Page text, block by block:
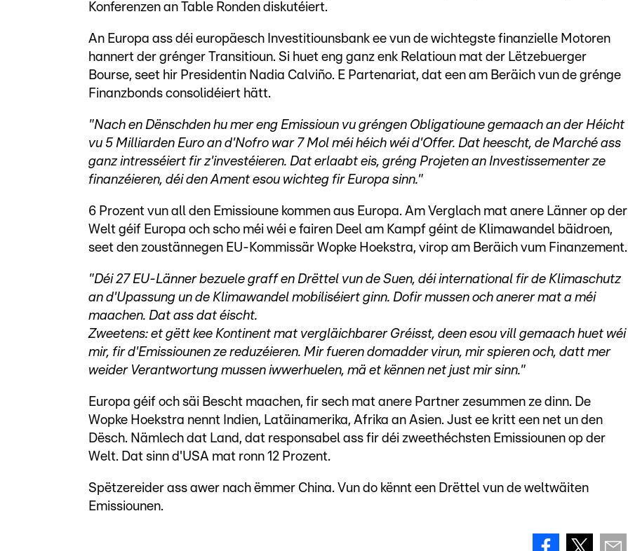
Konferenzen an Table Ronden diskutéiert.
An Europa ass déi europäesch Investitiounsbank ee vun de wichtegste finanzielle Motoren
hannert der grénger Transitioun. Si huet eng ganz enk Relatioun mat der Lëtzebuerger
Bourse, seet hir Presidentin Nadia Calviño. E Partenariat, dat een am Beräich vun de grénge
Finanzbonds consolidéiert hätt.
"Nach en Dënschden hu mer eng Emissioun vu gréngen Obligatioune gemaach an der Héicht
vu 5 Milliarden Euro an d'Nofro war 7 Mol méi héich wéi d'Offer. Dat heescht, de Marché ass
ganz intresséiert fir z'investéieren. Dat erlaabt eis, gréng Projeten an Investissementer ze
finanzéieren, déi den Ament esou wichteg fir Europa sinn."
6 Prozent vun all den Emissioune kommen aus Europa. Am Verglach mat anere Länner op der
Welt géif Europa och scho méi wéi e fairen Deel am Kampf géint de Klimawandel bäidroen,
seet den zoustännegen EU-Kommissär Wopke Hoekstra, virop am Beräich vum Finanzement.
"Déi 27 EU-Länner bezuele graff en Drëttel vun de Suen, déi international fir de Klimaschutz
an d'Upassung un de Klimawandel mobiliséiert ginn. Dofir mussen och anerer mat a méi
maachen. Dat ass dat éischt.
Zweetens: et gëtt kee Kontinent mat vergläichbarer Gréisst, deen esou vill gemaach huet wéi
mir, fir d'Emissiounen ze reduzéieren. Mir fueren domadder virun, mir spieren och, datt mer
weider Verantwortung mussen iwwerhuelen, mä et kënnen net just mir sinn."
Europa géif och säi Bescht maachen, fir sech mat anere Partner zesummen ze dinn. De
Wopke Hoekstra nennt Indien, Latäinamerika, Afrika an Asien. Just ee kritt een net un den
Dësch. Nämlech dat Land, dat responsabel ass fir déi zweethéchsten Emissiounen op der
Welt. Dat sinn d'USA mat ronn 12 Prozent.
Spëtzereider ass awer nach ëmmer China. Vun do kënnt een Drëttel vun de weltwäiten
Emissiounen.